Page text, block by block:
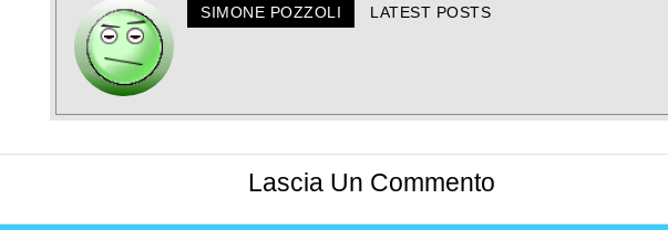
SIMONE POZZOLI LATEST POSTS
Lascia Un Commento